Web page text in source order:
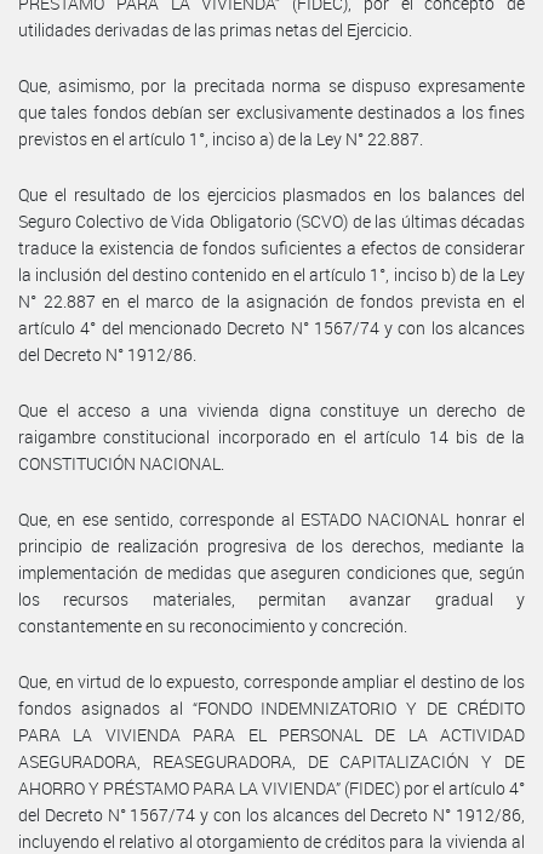
utilidades derivadas de las primas netas del Ejercicio.
Que, asimismo, por la precitada norma se dispuso expresamente
que tales fondos debían ser exclusivamente destinados a los fines
previstos en el artículo 1°, inciso a) de la Ley N° 22.887.
Que el resultado de los ejercicios plasmados en los balances del
Seguro Colectivo de Vida Obligatorio (SCVO) de las últimas décadas
traduce la existencia de fondos suficientes a efectos de considerar
la inclusión del destino contenido en el artículo 1°, inciso b) de la Ley
N° 22.887 en el marco de la asignación de fondos prevista en el
artículo 4° del mencionado Decreto N° 1567/74 y con los alcances
del Decreto N° 1912/86.
Que el acceso a una vivienda digna constituye un derecho de
raigambre constitucional incorporado en el artículo 14 bis de la
CONSTITUCIÓN NACIONAL.
Que, en ese sentido, corresponde al ESTADO NACIONAL honrar el
principio de realización progresiva de los derechos, mediante la
implementación de medidas que aseguren condiciones que, según
los recursos materiales, permitan avanzar gradual y
constantemente en su reconocimiento y concreción.
Que, en virtud de lo expuesto, corresponde ampliar el destino de los
fondos asignados al “FONDO INDEMNIZATORIO Y DE CRÉDITO
PARA LA VIVIENDA PARA EL PERSONAL DE LA ACTIVIDAD
ASEGURADORA, REASEGURADORA, DE CAPITALIZACIÓN Y DE
AHORRO Y PRÉSTAMO PARA LA VIVIENDA” (FIDEC) por el artículo 4°
del Decreto N° 1567/74 y con los alcances del Decreto N° 1912/86,
incluyendo el relativo al otorgamiento de créditos para la vivienda al